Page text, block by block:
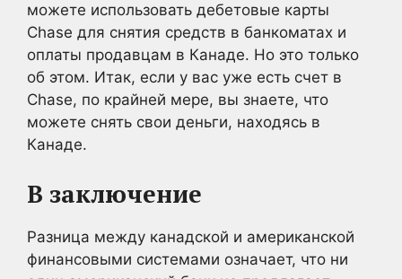
можете использовать дебетовые карты
Chase для снятия средств в банкоматах и
оплаты продавцам в Канаде. Но это только
об этом. Итак, если у вас уже есть счет в
Chase, по крайней мере, вы знаете, что
можете снять свои деньги, находясь в
Канаде.
В заключение
Разница между канадской и американской
финансовыми системами означает, что ни